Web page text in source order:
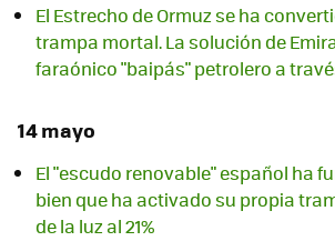
El Estrecho de Ormuz se ha
trampa mortal. La solución de
faraónico "baipás" petrolero a
14 mayo
El "escudo renovable" español ha
bien que ha activado su propia
de la luz al 21%